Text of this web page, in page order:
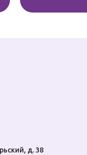
д. 38